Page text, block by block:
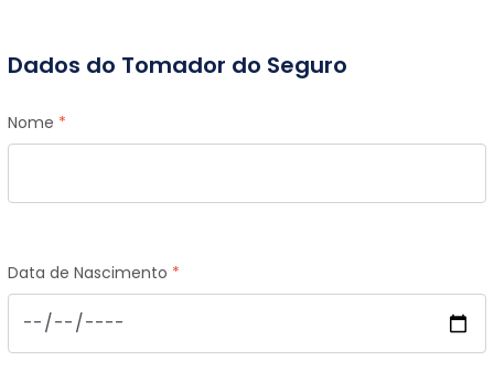
Dados do Tomador do Seguro
Nome *
Data de Nascimento *